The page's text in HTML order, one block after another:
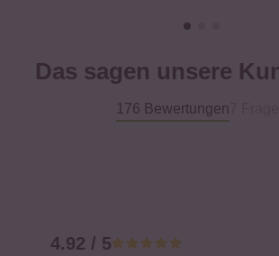
Das sagen unsere
176 Bewertungen
4.92 / 5